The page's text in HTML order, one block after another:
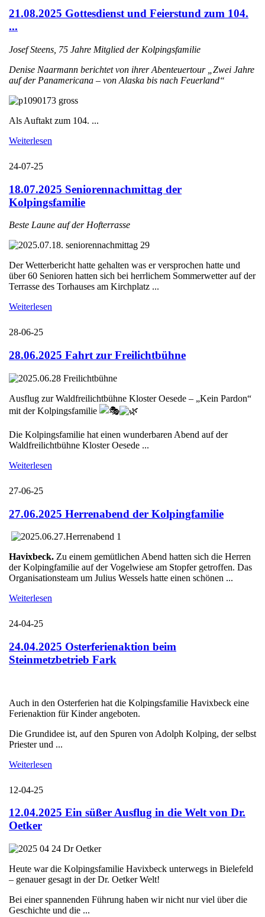
21.08.2025 Gottesdienst und Feierstund zum 104.
...
Josef Steens, 75 Jahre Mitglied der Kolpingsfamilie
Denise Naarmann berichtet von ihrer Abenteuertour „Zwei Jahre
auf der Panamericana – von Alaska bis nach Feuerland“
Als Auftakt zum 104. ...
Weiterlesen
24-07-25
18.07.2025 Seniorennachmittag der
Kolpingsfamilie
Beste Laune auf der Hofterrasse
Der Wetterbericht hatte gehalten was er versprochen hatte und
über 60 Senioren hatten sich bei herrlichem Sommerwetter auf der
Terrasse des Torhauses am Kirchplatz ...
Weiterlesen
28-06-25
28.06.2025 Fahrt zur Freilichtbühne
Ausflug zur Waldfreilichtbühne Kloster Oesede – „Kein Pardon“
mit der Kolpingsfamilie
Die Kolpingsfamilie hat einen wunderbaren Abend auf der
Waldfreilichtbühne Kloster Oesede ...
Weiterlesen
27-06-25
27.06.2025 Herrenabend der Kolpingfamilie
Havixbeck. Zu einem gemütlichen Abend hatten sich die Herren
der Kolpingfamilie auf der Vogelwiese am Stopfer getroffen. Das
Organisationsteam um Julius Wessels hatte einen schönen ...
Weiterlesen
24-04-25
24.04.2025 Osterferienaktion beim
Steinmetzbetrieb Fark
Auch in den Osterferien hat die Kolpingsfamilie Havixbeck eine
Ferienaktion für Kinder angeboten.
Die Grundidee ist, auf den Spuren von Adolph Kolping, der selbst
Priester und ...
Weiterlesen
12-04-25
12.04.2025 Ein süßer Ausflug in die Welt von Dr.
Oetker
Heute war die Kolpingsfamilie Havixbeck unterwegs in Bielefeld
– genauer gesagt in der Dr. Oetker Welt!
Bei einer spannenden Führung haben wir nicht nur viel über die
Geschichte und die ...